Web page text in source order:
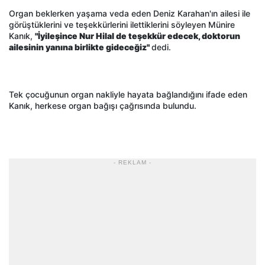
Organ beklerken yaşama veda eden Deniz Karahan'ın ailesi ile
görüştüklerini ve teşekkürlerini ilettiklerini söyleyen Münire
Kanık, "İyileşince Nur Hilal de teşekkür edecek, doktorun
ailesinin yanına birlikte gideceğiz"dedi.
Tek çocuğunun organ nakliyle hayata bağlandığını ifade eden
Kanık, herkese organ bağışı çağrısında bulundu.
- REKLAM -